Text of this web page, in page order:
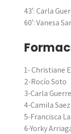
43′: Carla
60′: Vanesa
1- Christiane
2-Rocío Soto
3-Carla
4-Camila Saez
5-Francisca
6-Yorky